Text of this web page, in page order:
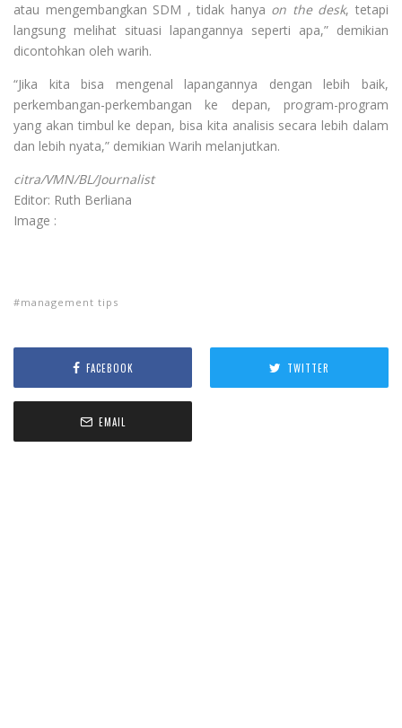
atau mengembangkan SDM , tidak hanya on the desk, tetapi
langsung melihat situasi lapangannya seperti apa,” demikian
dicontohkan oleh warih.
“Jika kita bisa mengenal lapangannya dengan lebih baik,
perkembangan-perkembangan ke depan, program-program
yang akan timbul ke depan, bisa kita analisis secara lebih dalam
dan lebih nyata,” demikian Warih melanjutkan.
citra/VMN/BL/Journalist
Editor: Ruth Berliana
Image :
management tips
FACEBOOK TWITTER
EMAIL